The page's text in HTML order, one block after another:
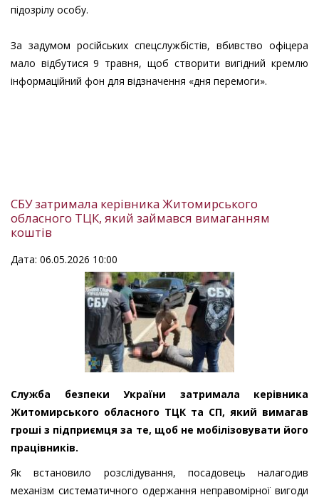
підозрілу особу.
За задумом російських спецслужбістів, вбивство офіцера
мало відбутися 9 травня, щоб створити вигідний кремлю
інформаційний фон для відзначення «дня перемоги».
СБУ затримала керівника Житомирського
обласного ТЦК, який займався вимаганням
коштів
Дата: 06.05.2026 10:00
Служба безпеки України затримала керівника
Житомирського обласного ТЦК та СП, який вимагав
гроші з підприємця за те, щоб не мобілізовувати його
працівників.
Як встановило розслідування, посадовець налагодив
механізм систематичного одержання неправомірної вигоди